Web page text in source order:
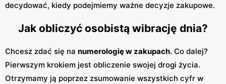
decydować, kiedy podejmiemy ważne decyzje zakupowe.
Jak obliczyć osobistą wibrację dnia?
Chcesz zdać się na numerologię w zakupach. Co dalej?
Pierwszym krokiem jest obliczenie swojej drogi życia.
Otrzymamy ją poprzez zsumowanie wszystkich cyfr w